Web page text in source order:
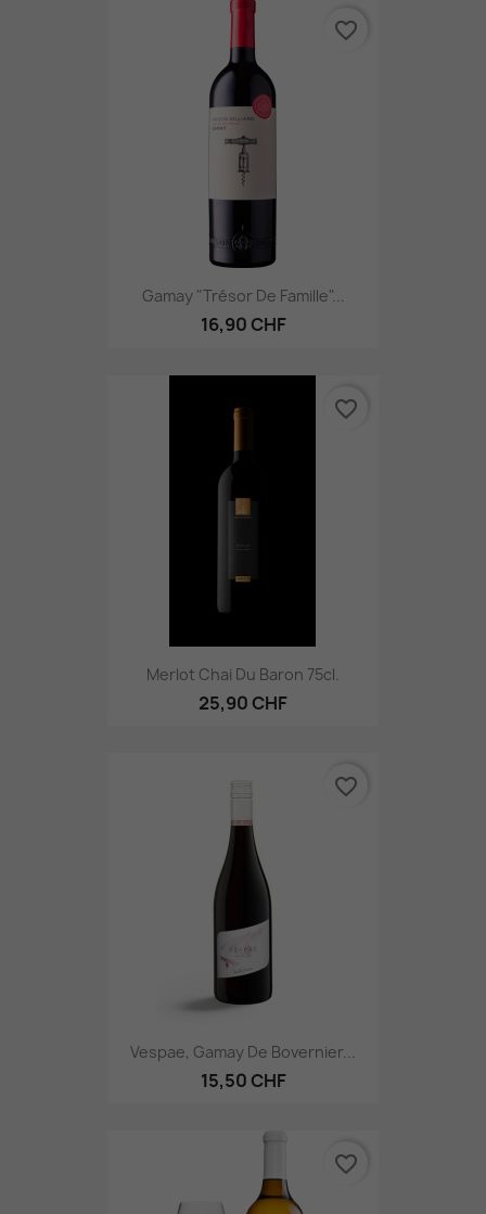
Gamay "Trésor De Famille"...
16,90 CHF
favorite_border
Merlot Chai Du Baron 75cl.
25,90 CHF
favorite_border
Vespae, Gamay De Bovernier...
15,50 CHF
favorite_border
favorite_border